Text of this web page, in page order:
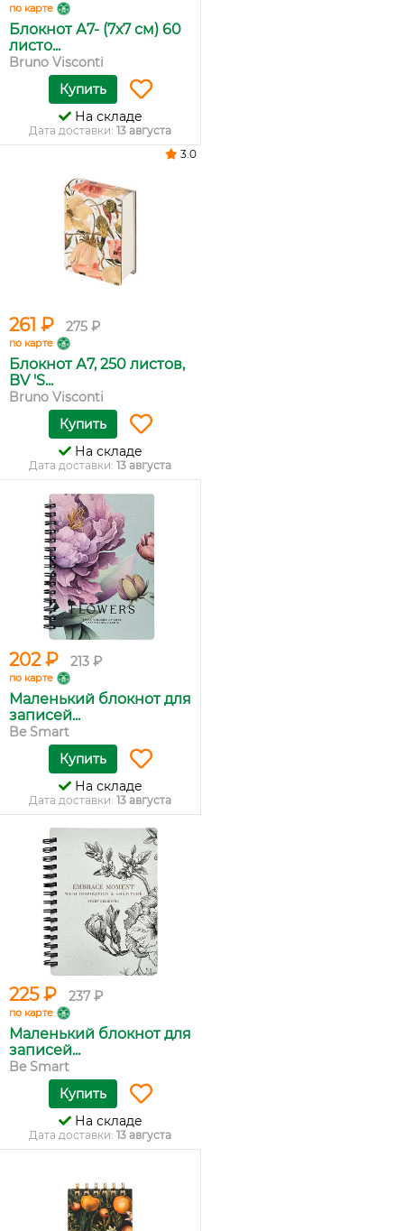
по карте
Блокнот А7- (7х7 см) 60
листо...
Bruno Visconti
Купить
На складе
Дата доставки: 13 августа
261 ₽ 275 ₽
по карте
Блокнот А7, 250 листов,
BV 'S...
Bruno Visconti
3.0
Купить
На складе
Дата доставки: 13 августа
202 ₽ 213 ₽
по карте
Маленький блокнот для
записей...
Be Smart
Купить
На складе
Дата доставки: 13 августа
225 ₽ 237 ₽
по карте
Маленький блокнот для
записей...
Be Smart
Купить
На складе
Дата доставки: 13 августа